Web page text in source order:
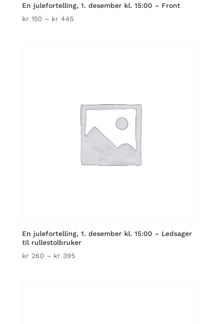
En julefortelling, 1. desember kl. 15:00 – Front
kr150 – kr445Price
En julefortelling, 1. desember kl. 15:00 – Ledsager
til rullestolbruker
kr260 – kr395Price